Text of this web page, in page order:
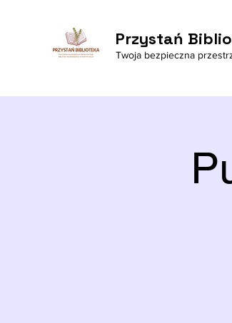
Przystań
Twoja bezpieczna